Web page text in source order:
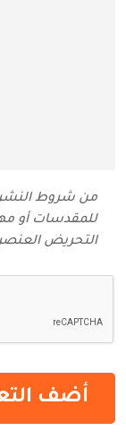
من شروط النشر
للمقدسات أو
التحريض